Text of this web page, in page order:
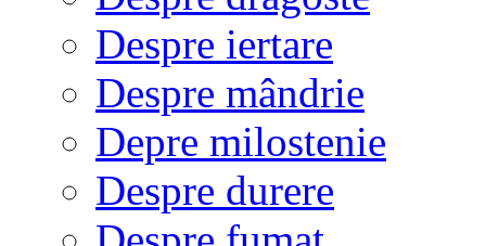
Despre iertare
Despre mândrie
Depre milostenie
Despre durere